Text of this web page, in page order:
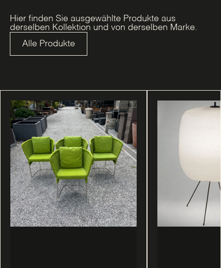
Hier finden Sie ausgewählte Produkte aus
derselben Kollektion und von derselben Marke.
Alle Produkte